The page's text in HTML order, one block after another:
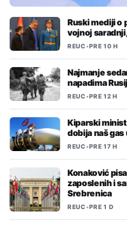
Ruski mediji o
vojnoj
REUC•PRE 10 H
Najmanje
napadima
REUC•PRE 12 H
Kiparski
dobija naš
REUC•PRE 17 H
Konaković
zaposlenih i
Srebrenica
REUC•PRE 1 D